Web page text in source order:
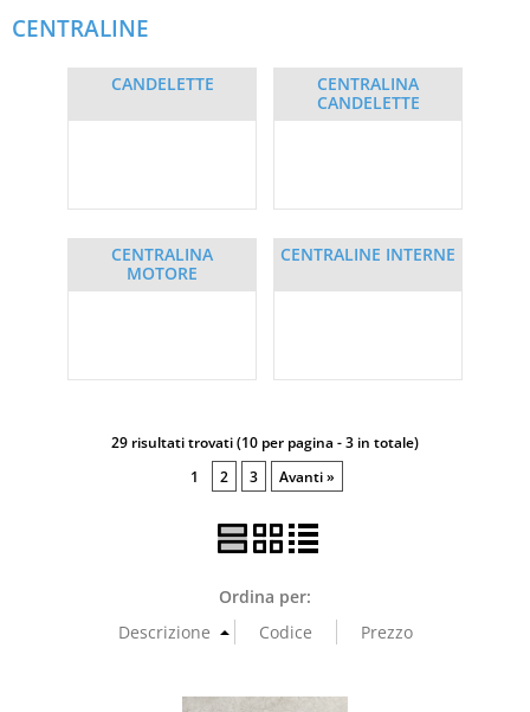
CENTRALINE
CANDELETTE
CENTRALINA
CANDELETTE
CENTRALINA
MOTORE
CENTRALINE INTERNE
29 risultati trovati (10 per pagina - 3 in totale)
1
2 3 Avanti »
Ordina per: